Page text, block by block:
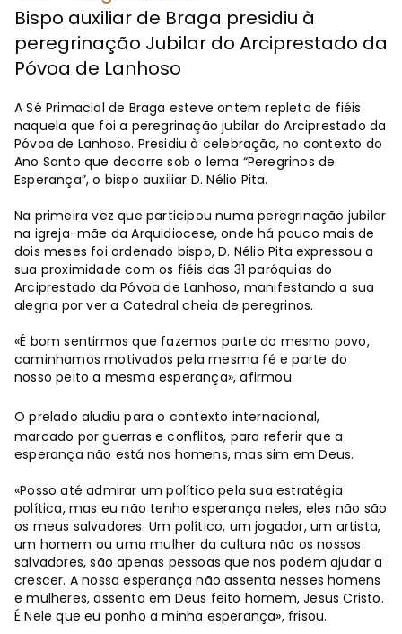
Bispo auxiliar de Braga presidiu à
peregrinação Jubilar do Arciprestado da
Póvoa de Lanhoso
A Sé Primacial de Braga esteve ontem repleta de fiéis
naquela que foi a peregrinação jubilar do Arciprestado da
Póvoa de Lanhoso. Presidiu à celebração, no contexto do
Ano Santo que decorre sob o lema “Peregrinos de
Esperança”, o bispo auxiliar D. Nélio Pita.
Na primeira vez que participou numa peregrinação jubilar
na igreja-mãe da Arquidiocese, onde há pouco mais de
dois meses foi ordenado bispo, D. Nélio Pita expressou a
sua proximidade com os fiéis das 31 paróquias do
Arciprestado da Póvoa de Lanhoso, manifestando a sua
alegria por ver a Catedral cheia de peregrinos.
«É bom sentirmos que fazemos parte do mesmo povo,
caminhamos motivados pela mesma fé e parte do
nosso peito a mesma esperança», afirmou.
O prelado aludiu para o contexto internacional,
marcado por guerras e conflitos, para referir que a
esperança não está nos homens, mas sim em Deus.
«Posso até admirar um político pela sua estratégia
política, mas eu não tenho esperança neles, eles não são
os meus salvadores. Um político, um jogador, um artista,
um homem ou uma mulher da cultura não os nossos
salvadores, são apenas pessoas que nos podem ajudar a
crescer. A nossa esperança não assenta nesses homens
e mulheres, assenta em Deus feito homem, Jesus Cristo.
É Nele que eu ponho a minha esperança», frisou.